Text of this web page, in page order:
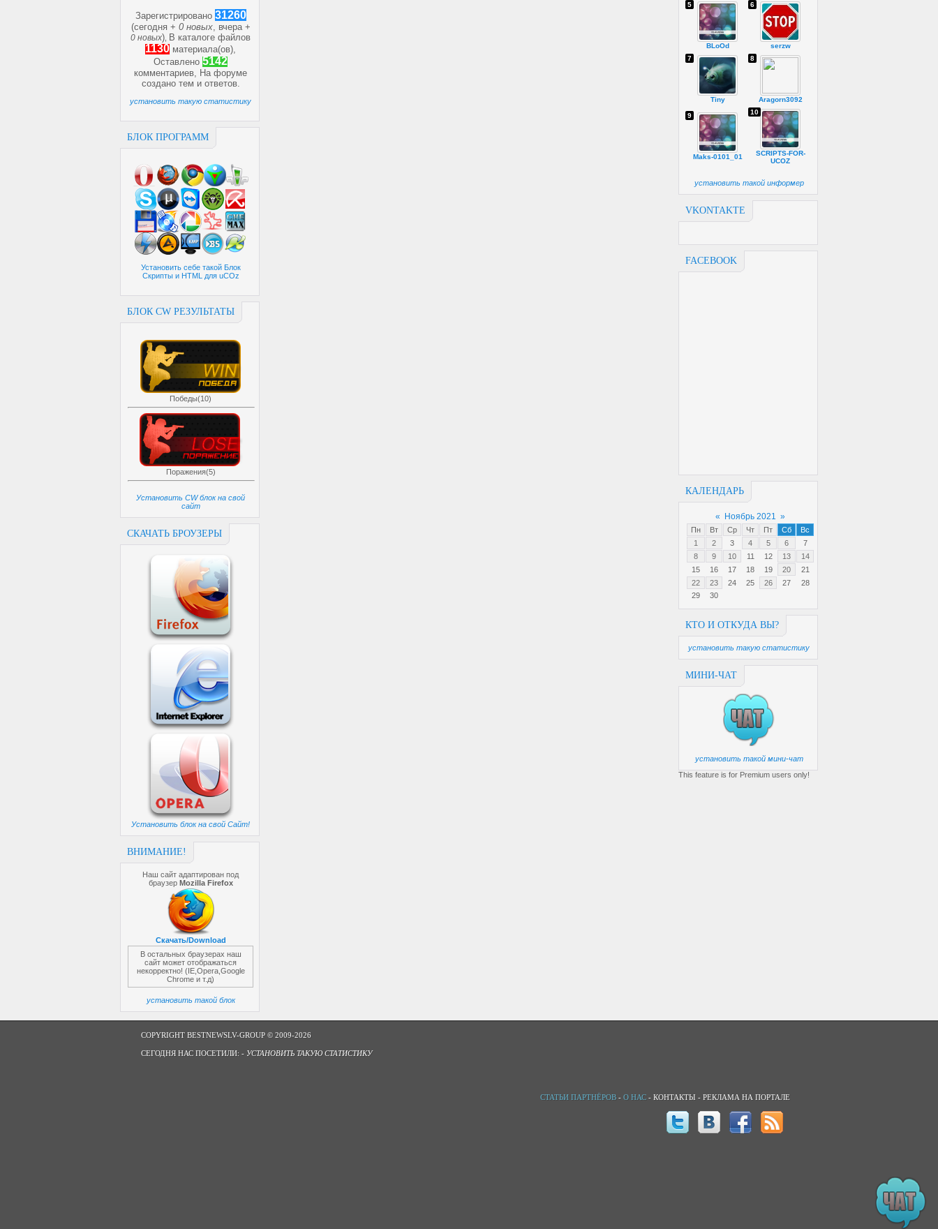
Зарегистрировано 31260
(сегодня + 0 новых, вчера +
0 новых) В каталоге файлов
1130 материала(ов),
Оставлено 5142
комментариев, На форуме
создано тем и ответов.
установить такую статистику
БЛОК ПРОГРАММ
Установить себе такой Блок
Скрипты и HTML для uCOz
БЛОК CW РЕЗУЛЬТАТЫ
Победы(10)
Поражения(5)
Установить CW блок на свой
сайт
СКАЧАТЬ БРОУЗЕРЫ
Установить блок на свой Сайт!
ВНИМАНИЕ!
Наш сайт адаптирован под
браузер Mozilla Firefox
Скачать/Download
В остальных браузерах наш
сайт может отображаться
некорректно! (IE,Opera,Google
Chrome и т.д)
установить такой блок
BLoOd
5
serzw
6
Tiny
7
Aragorn3092
8
Maks-0101_01
9
SCRIPTS-FOR-
UCOZ
10
установить такой информер
VKONTAKTE
FACEBOOK
КАЛЕНДАРЬ
« Ноябрь 2021 »
Пн Вт Ср Чт Пт Сб
Вс
1
2 3 4 5 6
7
8
9 10 11 12 13
14
15
16 17 18 19 20
21
22
23 24 25 26 27
28
29
30
КТО И ОТКУДА ВЫ?
установить такую статистику
МИНИ-ЧАТ
установить такой мини-чат
This feature is for Premium users only!
COPYRIGHT BESTNEWSLV-GROUP © 2009-2026
СЕГОДНЯ НАС ПОСЕТИЛИ: - УСТАНОВИТЬ ТАКУЮ СТАТИСТИКУ
СТАТЬИ ПАРТНЁРОВ - О НАС - КОНТАКТЫ - РЕКЛАМА НА ПОРТАЛЕ